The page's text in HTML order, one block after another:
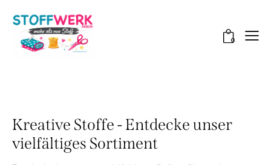
0
Kreative Stoffe - Entdecke unser
vielfältiges Sortiment